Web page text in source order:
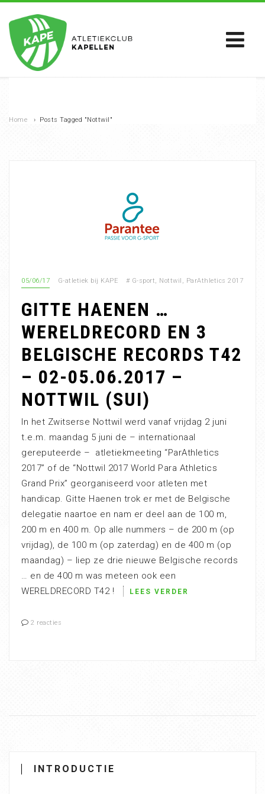
Home › Posts Tagged "Nottwil"
05/06/17 G-atletiek bij KAPE # G-sport, Nottwil , ParAthletics 2017
GITTE HAENEN …
WERELDRECORD EN 3
BELGISCHE RECORDS T42
– 02-05.06.2017 –
NOTTWIL (SUI)
In het Zwitserse Nottwil werd vanaf vrijdag 2 juni
t.e.m. maandag 5 juni de – internationaal
gereputeerde – atletiekmeeting “ParAthletics
2017” of de “Nottwil 2017 World Para Athletics
Grand Prix” georganiseerd voor atleten met
handicap. Gitte Haenen trok er met de Belgische
delegatie naartoe en nam er deel aan de 100 m,
200 m en 400 m. Op alle nummers – de 200 m (op
vrijdag), de 100 m (op zaterdag) en de 400 m (op
maandag) – liep ze drie nieuwe Belgische records
… en de 400 m was meteen ook een
WERELDRECORD T42 !
LEES VERDER
2 reacties
INTRODUCTIE